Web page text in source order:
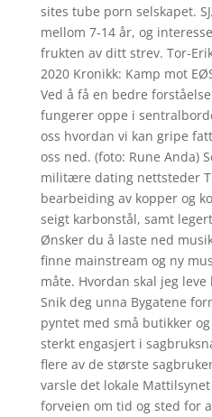
sites tube porn selskapet.
mellom 7-14 år, og
frukten av ditt strev. Tor-
2020 Kronikk: Kamp mot
Ved å få en bedre
fungerer oppe i
oss hvordan vi kan gripe
oss ned. (foto: Rune Anda)
militære dating nettsteder
bearbeiding av kopper og
seigt karbonstål, samt
Ønsker du å laste ned
finne mainstream og ny
måte. Hvordan skal jeg
Snik deg unna Bygatene
pyntet med små butikker
sterkt engasjert i
flere av de største
varsle det lokale
forveien om tid og sted for